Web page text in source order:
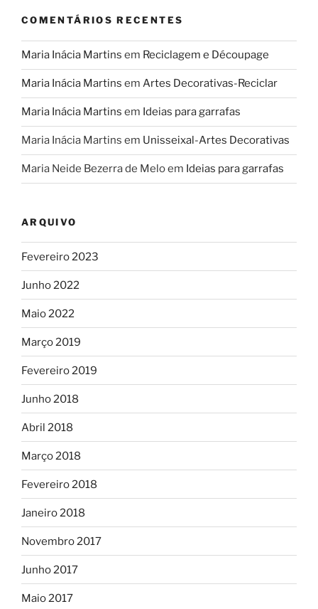
COMENTÁRIOS RECENTES
Maria Inácia Martins em Reciclagem e Découpage
Maria Inácia Martins em Artes Decorativas-Reciclar
Maria Inácia Martins em Ideias para garrafas
Maria Inácia Martins em Unisseixal-Artes Decorativas
Maria Neide Bezerra de Meloem Ideias para garrafas
ARQUIVO
Fevereiro 2023
Junho 2022
Maio 2022
Março 2019
Fevereiro 2019
Junho 2018
Abril 2018
Março 2018
Fevereiro 2018
Janeiro 2018
Novembro 2017
Junho 2017
Maio 2017